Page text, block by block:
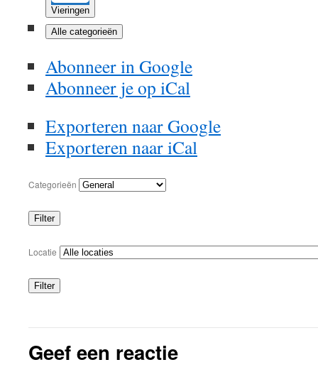
Vieringen
Alle categorieën
Abonneer inGoogle
Abonneer je op iCal
Exporteren naarGoogle
Exporteren naariCal
Categorieën
Filter
Categorieën
Locatie
Filter
Locaties
Geef een reactie